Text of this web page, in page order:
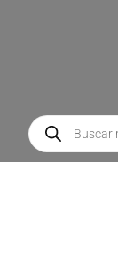
Búsqueda
de
productos